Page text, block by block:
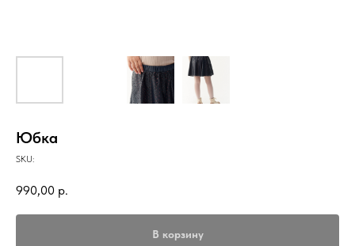
Юбка
SKU:
990,00 р.
В корзину